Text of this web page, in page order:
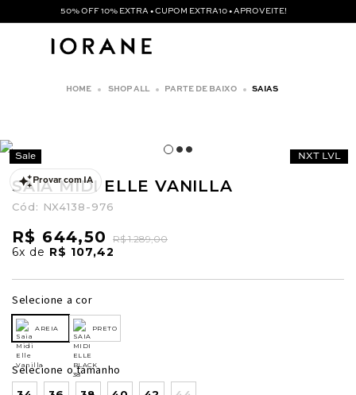
50% OFF 10% EXTRA • CUPOM EXTRA10 • APROVEITE!
SHOP ALL PARTE DE BAIXO SAIAS
Provar com IA
NXT LVL
Sale
SAIA MIDI ELLE VANILLA
Cód: NX4138-976
R$ 644,50 R$ 1.289,00
6x de R$ 107,42
Selecione a cor
AREIA PRETO
Selecione o tamanho